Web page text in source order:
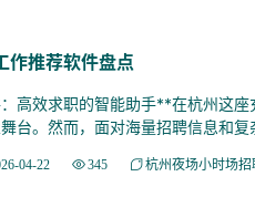
作推荐软件盘点
效求职的智能助手**在杭州这座
台。然而，面对海量招聘信息和复
04-22 345 杭州夜场小时场招